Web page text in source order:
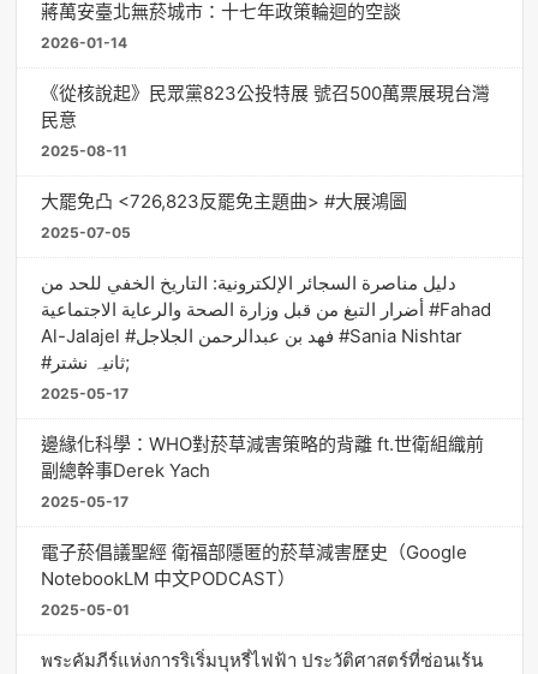
蔣萬安臺北無菸城市：十七年政策輪迴的空談
2026-01-14
《從核說起》民眾黨823公投特展 號召500萬票展現台灣
民意
2025-08-11
大罷免凸 <726,823反罷免主題曲> #大展鴻圖
2025-07-05
دليل مناصرة السجائر الإلكترونية: التاريخ الخفي للحد من
أضرار التبغ من قبل وزارة الصحة والرعاية الاجتماعية #Fahad
Al-Jalajel #فهد بن عبدالرحمن الجلاجل #Sania Nishtar
#ثانیہ نشتر;
2025-05-17
邊緣化科學：WHO對菸草減害策略的背離 ft.世衛組織前
副總幹事Derek Yach
2025-05-17
電子菸倡議聖經 衛福部隱匿的菸草減害歷史（Google
NotebookLM 中文PODCAST）
2025-05-01
พระคัมภีร์แห่งการริเริ่มบุหรี่ไฟฟ้า ประวัติศาสตร์ที่ซ่อนเร้น